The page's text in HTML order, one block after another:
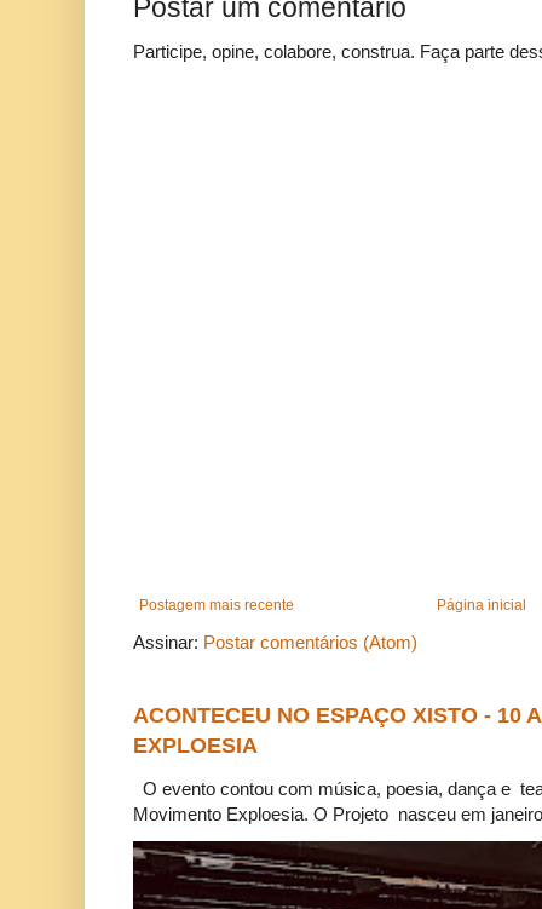
Postar um comentário
Participe, opine, colabore, construa. Faça parte
Postagem mais recente Página inicial
Assinar: Postar comentários (Atom)
ACONTECEU NO ESPAÇO XISTO - 10
EXPLOESIA
O evento contou com música, poesia, dança e
Movimento Exploesia. O Projeto nasceu em